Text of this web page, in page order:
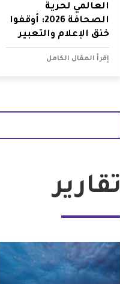
العالمي لحرية
الصحافة 2026: أوقفوا
خنق الإعلام والتعبير
الرقمي في البحرين
إقرأ المقال الكامل
تقارير